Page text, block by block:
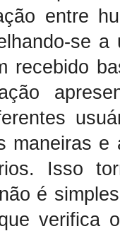
entre
se
recebido
e
Isso
é
verifica